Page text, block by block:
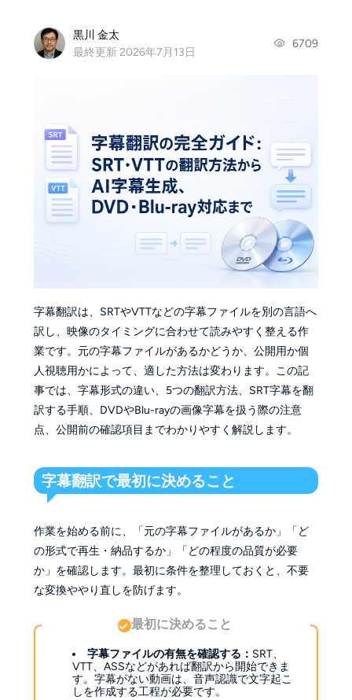
黒川 金太
最終更新 2026年7月13日
6709
字幕翻訳は、SRTやVTTなどの字幕ファイルを別の言語へ
訳し、映像のタイミングに合わせて読みやすく整える作
業です。元の字幕ファイルがあるかどうか、公開用か個
人視聴用かによって、適した方法は変わります。この記
事では、字幕形式の違い、5つの翻訳方法、SRT字幕を翻
訳する手順、DVDやBlu-rayの画像字幕を扱う際の注意
点、公開前の確認項目までわかりやすく解説します。
字幕翻訳で最初に決めること
作業を始める前に、「元の字幕ファイルがあるか」「ど
の形式で再生・納品するか」「どの程度の品質が必要
か」を確認します。最初に条件を整理しておくと、不要
な変換ややり直しを防げます。
最初に決めること
字幕ファイルの有無を確認する： SRT、
VTT、ASSなどがあれば翻訳から開始できま
す。字幕がない動画は、音声認識で文字起こ
しを作成する工程が必要です。